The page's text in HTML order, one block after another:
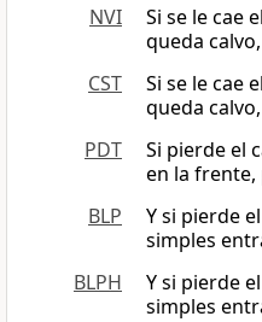
NVI
Si se le cae
queda
CST
Si se le cae
queda
PDT
Si pierde el
en la
BLP
Y si pierde
simples
BLPH
Y si pierde
simples